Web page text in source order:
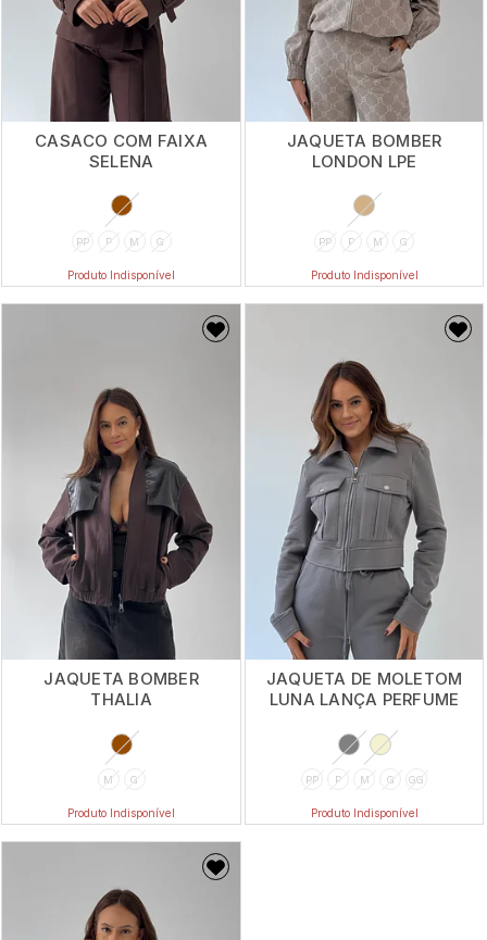
CASACO COM FAIXA
SELENA
PP P M G
Produto Indisponível
JAQUETA BOMBER
LONDON LPE
PP P M G
Produto Indisponível
JAQUETA BOMBER
THALIA
M G
Produto Indisponível
JAQUETA DE MOLETOM
LUNA LANÇA PERFUME
PP P M G GG
Produto Indisponível